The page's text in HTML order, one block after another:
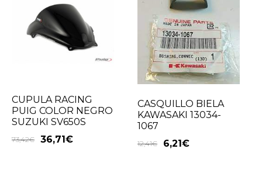
CUPULA RACING
PUIG COLOR NEGRO
SUZUKI SV650S
73,42€ 36,71€
CASQUILLO BIELA
KAWASAKI 13034-
1067
12,41€ 6,21€